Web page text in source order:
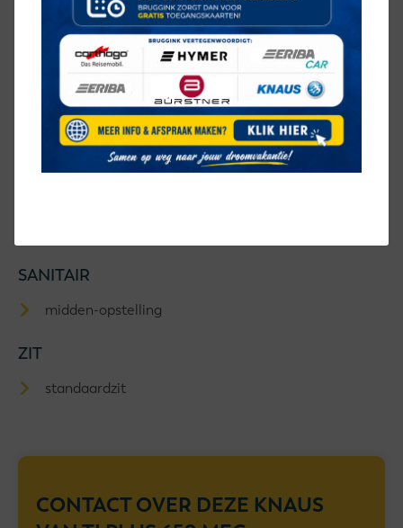
HOE IS DEZE KNAUS VAN TI
PLUS 650 MEG INGEDEELD
2 aparte bedden
SANITAIR
midden-opstelling
ZIT
standaardzit
CONTACT OVER DEZE KNAUS